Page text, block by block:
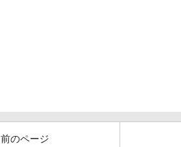
前のページ